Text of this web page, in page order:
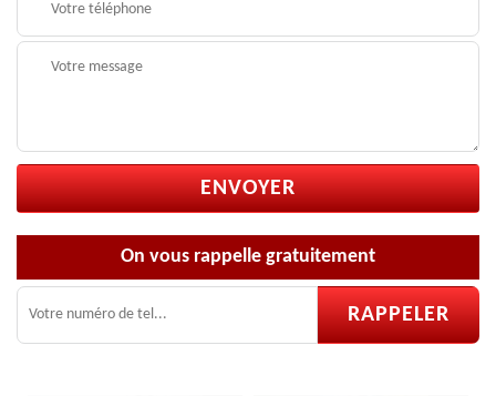
On vous rappelle gratuitement